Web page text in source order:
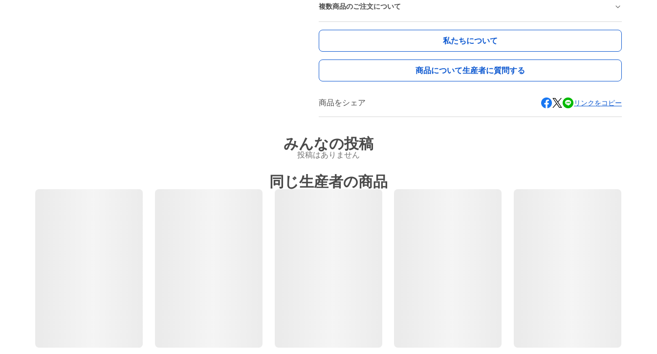
複数商品のご注文について
私たちについて
商品について生産者に質問する
商品をシェア リンクをコピー
みんなの投稿
投稿はありません
同じ生産者の商品